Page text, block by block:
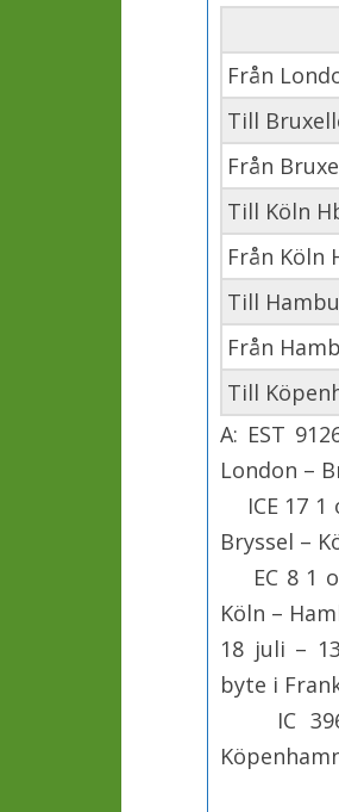
Från
Till
Från
Till Köln
Från Köln
Till
Från
Till
A: EST
London –
ICE 17 1
Bryssel –
EC 8 1
Köln –
18 juli –
byte i
IC 396